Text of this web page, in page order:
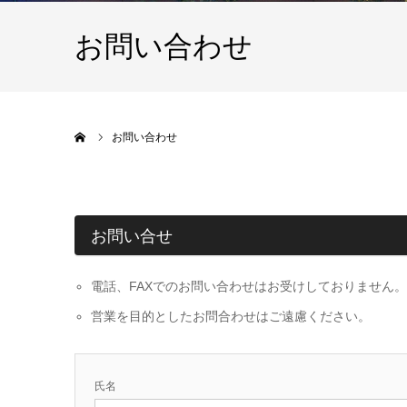
お問い合わせ
お問い合わせ
お問い合せ
電話、FAXでのお問い合わせはお受けしておりません。
営業を目的としたお問合わせはご遠慮ください。
氏名